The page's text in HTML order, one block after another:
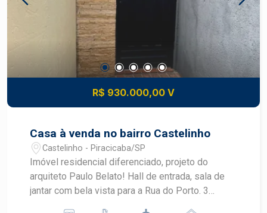
R$ 930.000,00 V
Casa à venda no bairro Castelinho
Castelinho - Piracicaba/SP
Imóvel residencial diferenciado, projeto do
arquiteto Paulo Belato! Hall de entrada, sala de
jantar com bela vista para a Rua do Porto. 3